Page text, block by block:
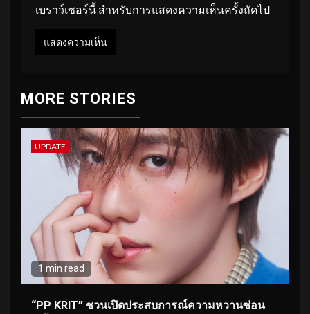
เบราว์เซอร์นี้ สำหรับการแสดงความเห็นครั้งถัดไป
MORE STORIES
UPDATE
1 min read
“PP KRIT” ชวนเปิดประสบการณ์ความหวานซ่อน